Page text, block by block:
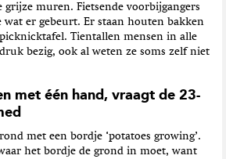
grijze muren. Fietsende voorbijgangers
er gebeurt. Er staan houten bakken
Tientallen mensen in alle
bezig, ook al weten ze soms zelf niet
met één hand, vraagt de 23-
met een bordje ‘potatoes growing’.
het bordje de grond in moet, want